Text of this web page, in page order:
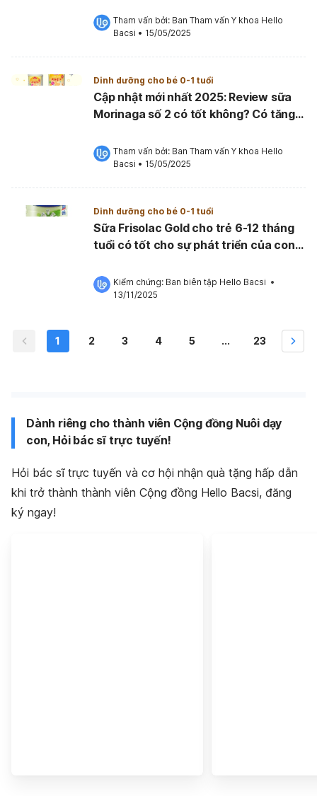
Tham vấn bởi: Ban Tham vấn Y khoa Hello
Bacsi • 15/05/2025
Dinh dưỡng cho bé 0-1 tuổi
Cập nhật mới nhất 2025: Review sữa
Morinaga số 2 có tốt không? Có tăng
Tham vấn bởi: Ban Tham vấn Y khoa Hello
Bacsi • 15/05/2025
Dinh dưỡng cho bé 0-1 tuổi
Sữa Frisolac Gold cho trẻ 6-12 tháng
tuổi có tốt cho sự phát triển của con
Kiểm chứng: Ban biên tập Hello Bacsi •
13/11/2025
1 2 3 4 5 ... 23
Dành riêng cho thành viên Cộng đồng Nuôi dạy
con, Hỏi bác sĩ trực tuyến!
Hỏi bác sĩ trực tuyến và cơ hội nhận quà tặng hấp dẫn
khi trở thành thành viên Cộng đồng Hello Bacsi, đăng
ký ngay!